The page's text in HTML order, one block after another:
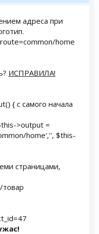
адреса при
home
ИСПРАВИЛА!
{ с самого начала
>output =
home','', $this-
страницами,
товар